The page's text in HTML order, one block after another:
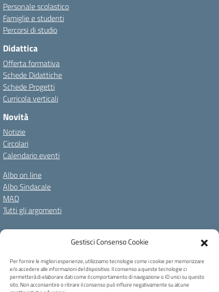
Gestisci Consenso Cookie
Per fornire le migliori esperienze, utilizziamo tecnologie come i cookie per memorizzare
e/o accedere alle informazioni del dispositivo. Il consenso a queste tecnologie ci
permetterà di elaborare dati come il comportamento di navigazione o ID unici su questo
sito. Non acconsentire o ritirare il consenso può influire negativamente su alcune
Personale scolastico
Famiglie e studenti
Percorsi di studio
Didattica
Offerta formativa
Schede Didattiche
Schede Progetti
Curricola verticali
Novità
Notizie
Circolari
Calendario eventi
Albo on line
Albo Sindacale
MAD
Tutti gli argomenti
Amministrazione Trasparente
Spazio repositoryAccessibilitàNote LegaliPrivacy Policy
Cookie Policy